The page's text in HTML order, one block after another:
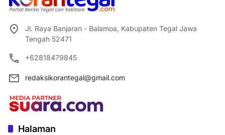
Jl. Raya Banjaran - Balamoa, Kabupaten Tegal Jawa
Tengah 52471
+62818479845
redaksikorantegal@gmail.com
Halaman